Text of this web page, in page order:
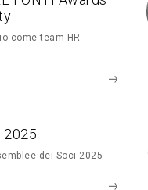
come team HR
2025
dei Soci 2025